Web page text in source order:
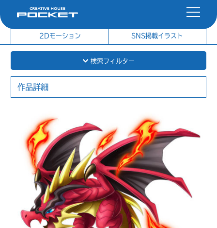
社内制作イラスト
2Dモーション SNS掲載イラスト
検索フィルター
作品詳細